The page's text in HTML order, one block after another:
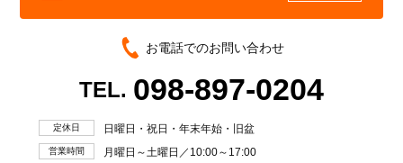
お電話でのお問い合わせ
TEL. 098-897-0204
定休日 日曜日・祝日・年末年始・旧盆
営業時間 月曜日～土曜日／10:00～17:00